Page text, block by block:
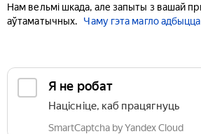
Нам вельмі шкада, але запыты з вашай
аўтаматычных.
Чаму гэта магло
Я не робат
Націсніце, каб працягнуць
SmartCaptcha by Yandex Cloud